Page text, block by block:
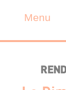
content
Menu
Panneau de